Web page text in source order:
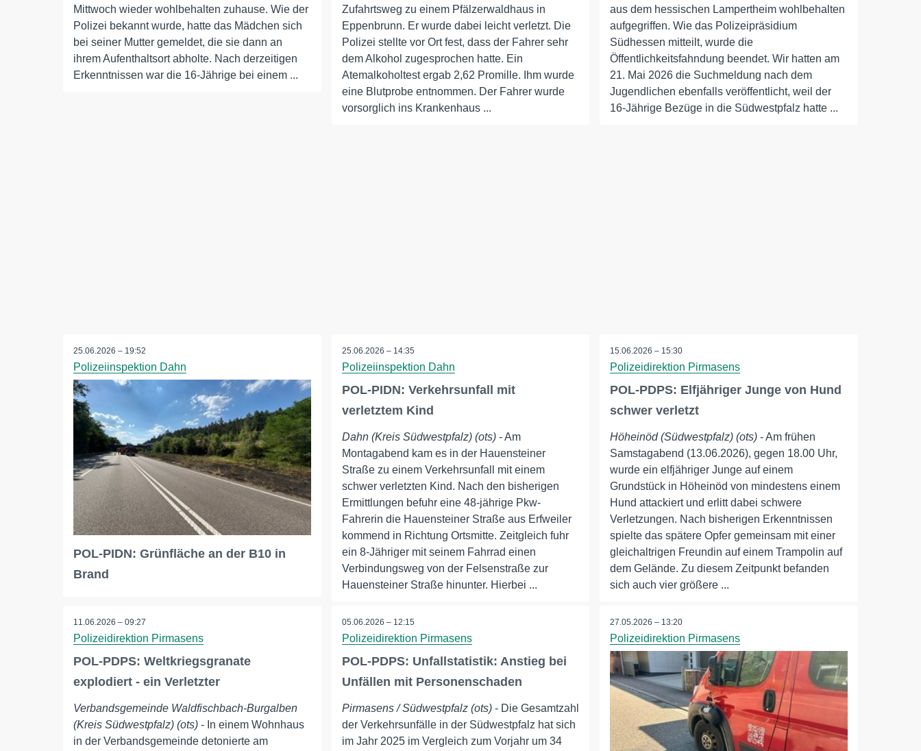
Mittwoch wieder wohlbehalten zuhause. Wie der
Polizei bekannt wurde, hatte das Mädchen sich
bei seiner Mutter gemeldet, die sie dann an
ihrem Aufenthaltsort abholte. Nach derzeitigen
Erkenntnissen war die 16-Jährige bei einem ...
Zufahrtsweg zu einem Pfälzerwaldhaus in
Eppenbrunn. Er wurde dabei leicht verletzt. Die
Polizei stellte vor Ort fest, dass der Fahrer sehr
dem Alkohol zugesprochen hatte. Ein
Atemalkoholtest ergab 2,62 Promille. Ihm wurde
eine Blutprobe entnommen. Der Fahrer wurde
vorsorglich ins Krankenhaus ...
aus dem hessischen Lampertheim wohlbehalten
aufgegriffen. Wie das Polizeipräsidium
Südhessen mitteilt, wurde die
Öffentlichkeitsfahndung beendet. Wir hatten am
21. Mai 2026 die Suchmeldung nach dem
Jugendlichen ebenfalls veröffentlicht, weil der
16-Jährige Bezüge in die Südwestpfalz hatte ...
25.06.2026 – 19:52
Polizeiinspektion Dahn
POL-PIDN: Grünfläche an der B10 in
Brand
25.06.2026 – 14:35
Polizeiinspektion Dahn
POL-PIDN: Verkehrsunfall mit
verletztem Kind
Dahn (Kreis Südwestpfalz) (ots)- Am
Montagabend kam es in der Hauensteiner
Straße zu einem Verkehrsunfall mit einem
schwer verletzten Kind. Nach den bisherigen
Ermittlungen befuhr eine 48-jährige Pkw-
Fahrerin die Hauensteiner Straße aus Erfweiler
kommend in Richtung Ortsmitte. Zeitgleich fuhr
ein 8-Jähriger mit seinem Fahrrad einen
Verbindungsweg von der Felsenstraße zur
Hauensteiner Straße hinunter. Hierbei ...
15.06.2026 – 15:30
Polizeidirektion Pirmasens
POL-PDPS: Elfjähriger Junge von Hund
schwer verletzt
Höheinöd (Südwestpfalz) (ots) - Am frühen
Samstagabend (13.06.2026), gegen 18.00 Uhr,
wurde ein elfjähriger Junge auf einem
Grundstück in Höheinöd von mindestens einem
Hund attackiert und erlitt dabei schwere
Verletzungen. Nach bisherigen Erkenntnissen
spielte das spätere Opfer gemeinsam mit einer
gleichaltrigen Freundin auf einem Trampolin auf
dem Gelände. Zu diesem Zeitpunkt befanden
sich auch vier größere ...
11.06.2026 – 09:27
Polizeidirektion Pirmasens
POL-PDPS: Weltkriegsgranate
explodiert - ein Verletzter
Verbandsgemeinde Waldfischbach-Burgalben
(Kreis Südwestpfalz) (ots) - In einem Wohnhaus
in der Verbandsgemeinde detonierte am
05.06.2026 – 12:15
Polizeidirektion Pirmasens
POL-PDPS: Unfallstatistik: Anstieg bei
Unfällen mit Personenschaden
Pirmasens / Südwestpfalz (ots)- Die Gesamtzahl
der Verkehrsunfälle in der Südwestpfalz hat sich
im Jahr 2025 im Vergleich zum Vorjahr um 34
27.05.2026 – 13:20
Polizeidirektion Pirmasens